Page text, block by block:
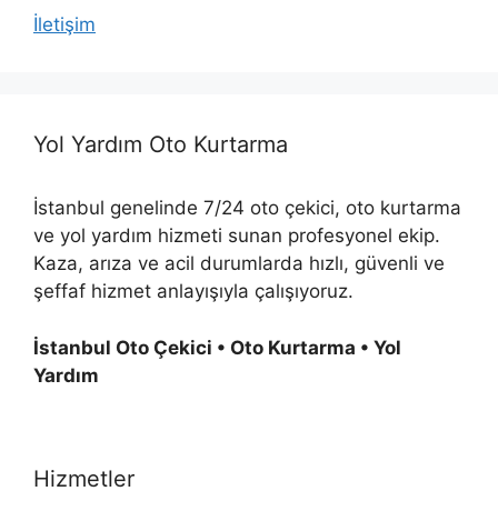
İletişim
Yol Yardım Oto Kurtarma
İstanbul genelinde 7/24 oto çekici, oto kurtarma
ve yol yardım hizmeti sunan profesyonel ekip.
Kaza, arıza ve acil durumlarda hızlı, güvenli ve
şeffaf hizmet anlayışıyla çalışıyoruz.
İstanbul Oto Çekici • Oto Kurtarma • Yol
Yardım
Hizmetler